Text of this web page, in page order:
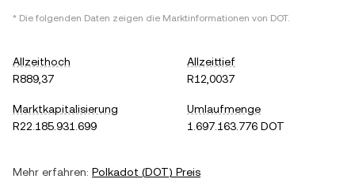
* Die folgenden Daten zeigen die Marktinformationen von DOT.
Allzeithoch
R889,37
Allzeittief
R12,0037
Marktkapitalisierung
R22.185.931.699
Umlaufmenge
1.697.163.776 DOT
Mehr erfahren: Polkadot (DOT) Preis